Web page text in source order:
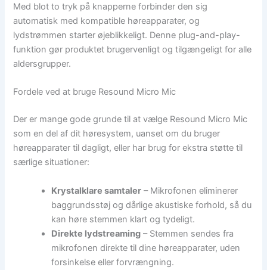
Med blot to tryk på knapperne forbinder den sig
automatisk med kompatible høreapparater, og
lydstrømmen starter øjeblikkeligt. Denne plug-and-play-
funktion gør produktet brugervenligt og tilgængeligt for alle
aldersgrupper.
Fordele ved at bruge Resound Micro Mic
Der er mange gode grunde til at vælge Resound Micro Mic
som en del af dit høresystem, uanset om du bruger
høreapparater til dagligt, eller har brug for ekstra støtte til
særlige situationer:
Krystalklare samtaler – Mikrofonen eliminerer
baggrundsstøj og dårlige akustiske forhold, så du
kan høre stemmen klart og tydeligt.
Direkte lydstreaming – Stemmen sendes fra
mikrofonen direkte til dine høreapparater, uden
forsinkelse eller forvrængning.